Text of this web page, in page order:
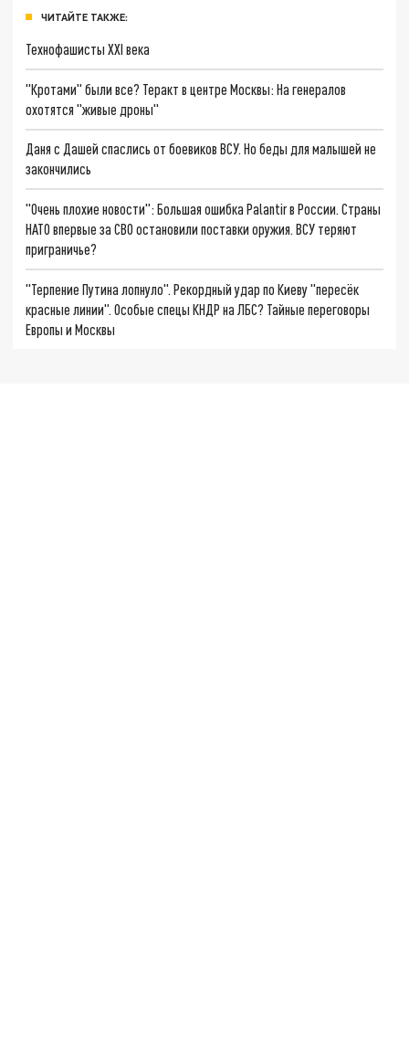
ЧИТАЙТЕ ТАКЖЕ:
Технофашисты XXI века
"Кротами" были все? Теракт в центре Москвы: На генералов
охотятся "живые дроны"
Даня с Дашей спаслись от боевиков ВСУ. Но беды для малышей не
закончились
"Очень плохие новости": Большая ошибка Palantir в России. Страны
НАТО впервые за СВО остановили поставки оружия. ВСУ теряют
приграничье?
"Терпение Путина лопнуло". Рекордный удар по Киеву "пересёк
красные линии". Особые спецы КНДР на ЛБС? Тайные переговоры
Европы и Москвы